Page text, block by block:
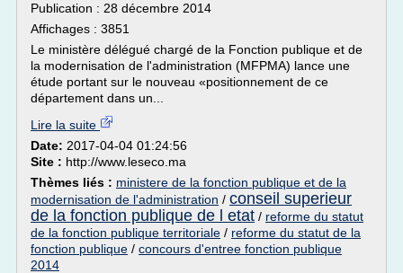
Publication : 28 décembre 2014
Affichages : 3851
Le ministère délégué chargé de la Fonction publique et de
la modernisation de l'administration (MFPMA) lance une
étude portant sur le nouveau «positionnement de ce
département dans un...
Lire la suite
Date: 2017-04-04 01:24:56
Site : http://www.leseco.ma
Thèmes liés : ministere de la fonction publique et de la
modernisation de l'administration / conseil superieur
de la fonction publique de l etat / reforme du statut
de la fonction publique territoriale / reforme du statut de la
fonction publique / concours d'entree fonction publique
2014